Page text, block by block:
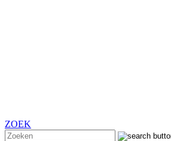
ZOEK